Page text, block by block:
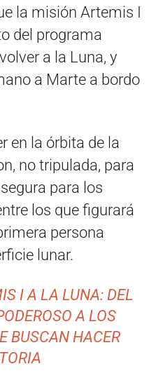
la misión Artemis I
del programa
a la Luna, y
a Marte a bordo
en la órbita de la
no tripulada, para
para los
los que figurará
persona
lunar.
I A LA LUNA: DEL
A LOS
BUSCAN HACER